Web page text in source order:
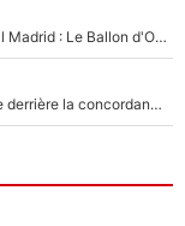
Coup de théâtre en Espagne, Rodri va trahir le Real Madrid : Le Ballon d'Or a choisi de signer au FC Barcelone !
Mercato Analyse : Vincius Jr-Diomandé, la logique derrière la concordance des temps